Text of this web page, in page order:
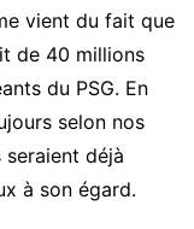
vient du fait que
de 40 millions
du PSG. En
selon nos
seraient déjà
à son égard.